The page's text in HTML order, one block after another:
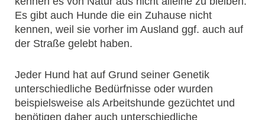
Es gibt auch Hunde die ein Zuhause nicht
kennen, weil sie vorher im Ausland ggf. auch auf
der Straße gelebt haben.
Jeder Hund hat auf Grund seiner Genetik
unterschiedliche Bedürfnisse oder wurden
beispielsweise als Arbeitshunde gezüchtet und
benötigen daher auch unterschiedliche